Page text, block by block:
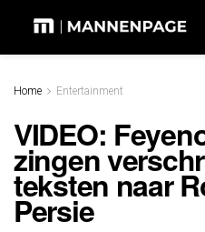
Home Entertainment
VIDEO:
zingen
teksten naar
Persie